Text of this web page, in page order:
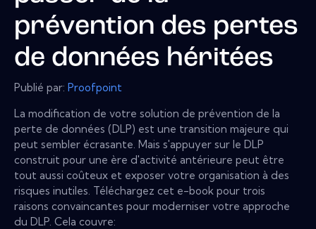
prévention des pertes
de données héritées
Publié par: Proofpoint
La modification de votre solution de prévention de la
perte de données (DLP) est une transition majeure qui
peut sembler écrasante. Mais s'appuyer sur le DLP
construit pour une ère d'activité antérieure peut être
tout aussi coûteux et exposer votre organisation à des
risques inutiles. Téléchargez cet e-book pour trois
raisons convaincantes pour moderniser votre approche
du DLP. Cela couvre: